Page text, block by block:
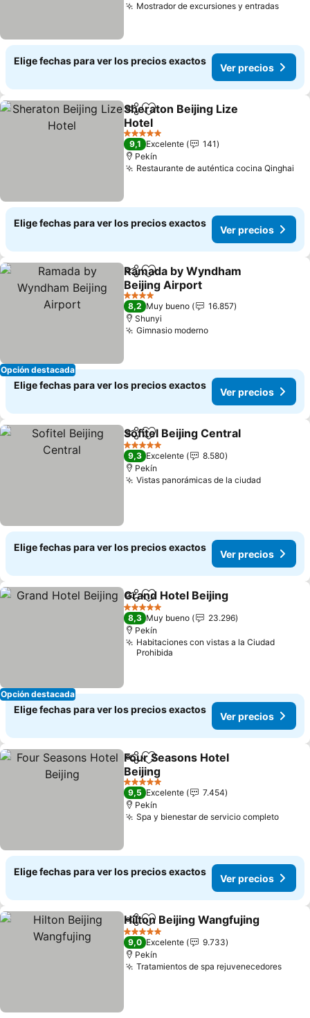
Mostrador de excursiones y entradas
Elige fechas para ver los precios exactos
Ver precios
CompartirAgregar a favoritos
Sheraton Beijing Lize
Hotel
5 Estrellas
9,1 Excelente
141
Pekín
Restaurante de auténtica cocina Qinghai
Elige fechas para ver los precios exactos
Ver precios
Opción destacada
CompartirAgregar a favoritos
Ramada by Wyndham
Beijing Airport
4 Estrellas
8,2 Muy bueno
16.857
Shunyi
Gimnasio moderno
Elige fechas para ver los precios exactos
Ver precios
CompartirAgregar a favoritos
Sofitel Beijing Central
5 Estrellas
9,3 Excelente
8.580
Pekín
Vistas panorámicas de la ciudad
Elige fechas para ver los precios exactos
Ver precios
Opción destacada
CompartirAgregar a favoritos
Grand Hotel Beijing
5 Estrellas
8,3 Muy bueno
23.296
Pekín
Habitaciones con vistas a la Ciudad
Prohibida
Elige fechas para ver los precios exactos
Ver precios
CompartirAgregar a favoritos
Four Seasons Hotel
Beijing
5 Estrellas
9,5 Excelente
7.454
Pekín
Spa y bienestar de servicio completo
Elige fechas para ver los precios exactos
Ver precios
CompartirAgregar a favoritos
Hilton Beijing Wangfujing
5 Estrellas
9,0 Excelente
9.733
Pekín
Tratamientos de spa rejuvenecedores